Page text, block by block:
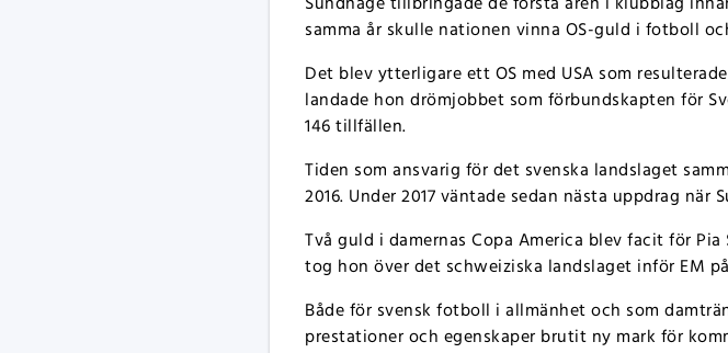
samma år skulle nationen vinna OS-guld i fotboll
Det blev ytterligare ett OS med USA som
landade hon drömjobbet som förbundskapten för
146 tillfällen.
Tiden som ansvarig för det svenska landslaget
2016. Under 2017 väntade sedan nästa uppdrag
Två guld i damernas Copa America blev facit för
tog hon över det schweiziska landslaget inför EM
Både för svensk fotboll i allmänhet och som
prestationer och egenskaper brutit ny mark för